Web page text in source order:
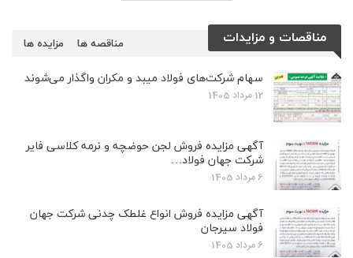
مناقصات و مزایدات مزایده ها مناقصه ها
سهام شرکت‌های فولاد میبد و مکران واگذار می‌شوند
12 مرداد 1405
آگهی مزایده فروش لجن حوضچه و نرمه کلاسی فایر
شرکت جهان فولاد…
6 مرداد 1405
آگهی مزایده فروش انواع غلطک چدنی شرکت جهان
فولاد سیرجان
6 مرداد 1405